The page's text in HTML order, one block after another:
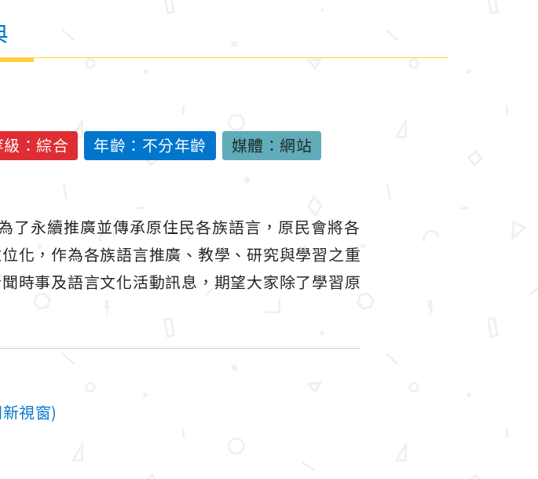
級：綜合 年齡：不分年齡 媒體：網站
了永續推廣並傳承原住民各族語言，原民會將各
化，作為各族語言推廣、教學、研究與學習之重
時事及語言文化活動訊息，期望大家除了學習原
視窗)